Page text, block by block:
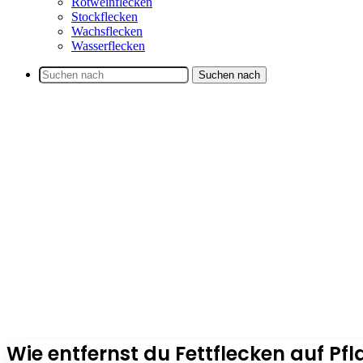
Stockflecken
Wachsflecken
Wasserflecken
Suchen nach
Wie entfernst du Fettflecken auf